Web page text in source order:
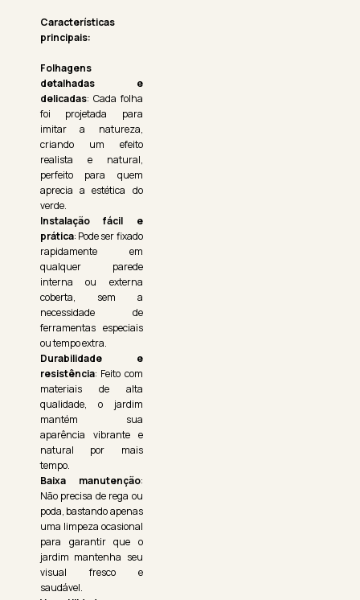
Características
principais:
Folhagens
detalhadas e
delicadas: Cada folha
foi projetada para
imitar a natureza,
criando um efeito
realista e natural,
perfeito para quem
aprecia a estética do
verde.
Instalação fácil e
prática: Pode ser fixado
rapidamente em
qualquer parede
interna ou externa
coberta, sem a
necessidade de
ferramentas especiais
ou tempo extra.
Durabilidade e
resistência: Feito com
materiais de alta
qualidade, o jardim
mantém sua
aparência vibrante e
natural por mais
tempo.
Baixa manutenção:
Não precisa de rega ou
poda, bastando apenas
uma limpeza ocasional
para garantir que o
jardim mantenha seu
visual fresco e
saudável.